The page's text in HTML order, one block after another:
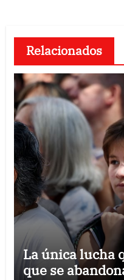
Relacionados
La única lucha
que se